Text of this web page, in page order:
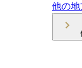
他の